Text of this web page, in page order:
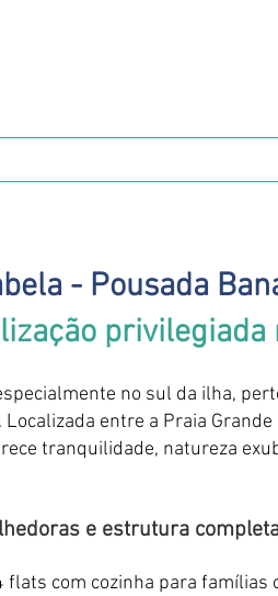
- Pousada
privilegiada
no sul da ilha,
entre a Praia
tranquilidade, natureza
e estrutura
com cozinha para famílias